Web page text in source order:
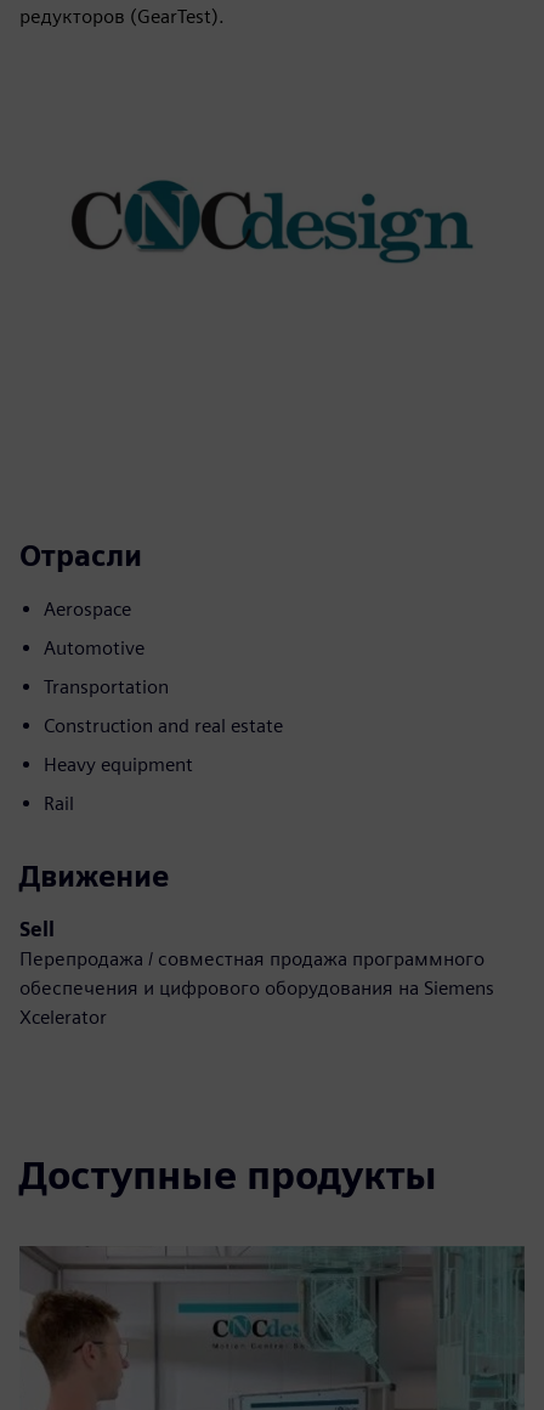
редукторов (GearTest).
Отрасли
Aerospace
Automotive
Transportation
Construction and real estate
Heavy equipment
Rail
Движение
Sell
Перепродажа / совместная продажа программного
обеспечения и цифрового оборудования на Siemens
Xcelerator
Доступные продукты